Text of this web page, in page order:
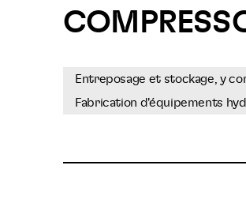
Entreposage et stockage, y
Fabrication d'équipements